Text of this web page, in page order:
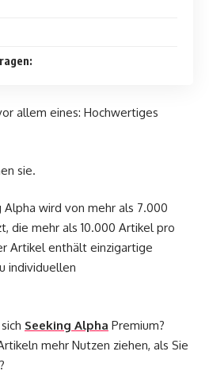
allem eines: Hochwertiges
sie.
wird von mehr als 7.000
die mehr als 10.000 Artikel pro
Artikel enthält einzigartige
individuellen
Seeking Alpha Premium?
mehr Nutzen ziehen, als Sie